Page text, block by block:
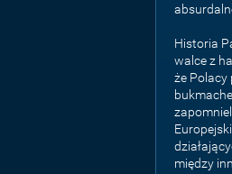
Historia
walce z
że
między